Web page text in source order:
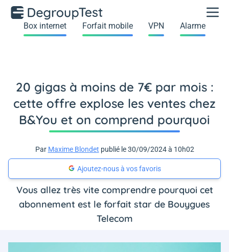
Box internet Forfait mobile VPN Alarme
20 gigas à moins de 7€ par mois :
cette offre explose les ventes chez
B&You et on comprend pourquoi
Par Maxime Blondet publié le 30/09/2024 à 10h02
Ajoutez-nous à vos favoris
Vous allez très vite comprendre pourquoi cet
abonnement est le forfait star de Bouygues
Telecom